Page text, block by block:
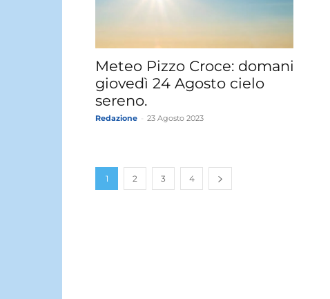
Meteo Pizzo Croce: domani
giovedì 24 Agosto cielo
sereno.
Redazione 23 Agosto 2023
1 2 3 4